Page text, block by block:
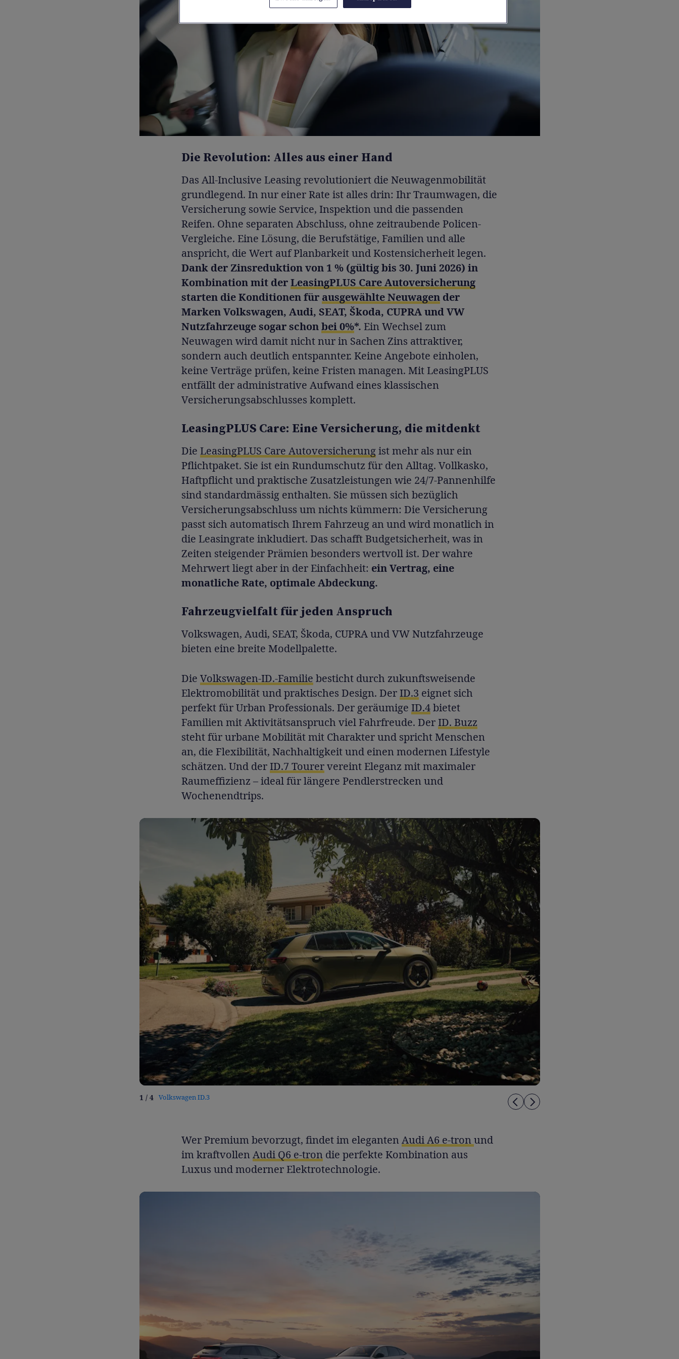
Die Revolution: Alles aus einer Hand
Das All-Inclusive Leasing revolutioniert die Neuwagenmobilität
grundlegend. In nur einer Rate ist alles drin: Ihr Traumwagen, die
Versicherung sowie Service, Inspektion und die passenden
Reifen. Ohne separaten Abschluss, ohne zeitraubende Policen-
Vergleiche. Eine Lösung, die Berufstätige, Familien und alle
anspricht, die Wert auf Planbarkeit und Kostensicherheit legen.
Dank der Zinsreduktion von 1 % (gültig bis 30. Juni 2026) in
Kombination mit derLeasingPLUS Care Autoversicherung
starten die Konditionen für ausgewählte Neuwagen der
Marken Volkswagen, Audi, SEAT, Škoda, CUPRA und VW
Nutzfahrzeuge sogar schonbei 0%*. Ein Wechsel zum
Neuwagen wird damit nicht nur in Sachen Zins attraktiver,
sondern auch deutlich entspannter. Keine Angebote einholen,
keine Verträge prüfen, keine Fristen managen. Mit LeasingPLUS
entfällt der administrative Aufwand eines klassischen
Versicherungsabschlusses komplett.
LeasingPLUS Care: Eine Versicherung, die mitdenkt
Die LeasingPLUS Care Autoversicherungist mehr als nur ein
Pflichtpaket. Sie ist ein Rundumschutz für den Alltag. Vollkasko,
Haftpflicht und praktische Zusatzleistungen wie 24/7-Pannenhilfe
sind standardmässig enthalten. Sie müssen sich bezüglich
Versicherungsabschluss um nichts kümmern: Die Versicherung
passt sich automatisch Ihrem Fahrzeug an und wird monatlich in
die Leasingrate inkludiert. Das schafft Budgetsicherheit, was in
Zeiten steigender Prämien besonders wertvoll ist. Der wahre
Mehrwert liegt aber in der Einfachheit: ein Vertrag, eine
monatliche Rate, optimale Abdeckung.
Fahrzeugvielfalt für jeden Anspruch
Volkswagen, Audi, SEAT, Škoda, CUPRA und VW Nutzfahrzeuge
bieten eine breite Modellpalette.
Die Volkswagen-ID.-Familie besticht durch zukunftsweisende
Elektromobilität und praktisches Design. DerID.3 eignet sich
perfekt für Urban Professionals. Der geräumige ID.4bietet
Familien mit Aktivitätsanspruch viel Fahrfreude. DerID. Buzz
steht für urbane Mobilität mit Charakter und spricht Menschen
an, die Flexibilität, Nachhaltigkeit und einen modernen Lifestyle
schätzen. Und derID.7 Tourervereint Eleganz mit maximaler
Raumeffizienz – ideal für längere Pendlerstrecken und
Wochenendtrips.
1 / 4 Volkswagen ID.3
Wer Premium bevorzugt, findet im elegantenAudi A6 e-tronund
im kraftvollenAudi Q6 e-tron die perfekte Kombination aus
Luxus und moderner Elektrotechnologie.